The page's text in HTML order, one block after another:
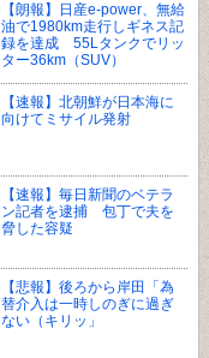
【朗報】日産e-power、無給
油で1980km走行しギネス記
録を達成 55Lタンクでリッ
ター36km（SUV）
【速報】北朝鮮が日本海に
向けてミサイル発射
【速報】毎日新聞のベテラ
ン記者を逮捕 包丁で夫を
脅した容疑
【悲報】後ろから岸田「為
替介入は一時しのぎに過ぎ
ない（キリッ」